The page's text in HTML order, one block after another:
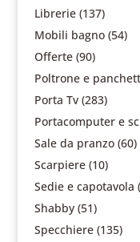
Librerie (137)
Mobili bagno (54)
Offerte (90)
Poltrone e
Porta Tv (283)
Portacomputer e
Sale da pranzo (60)
Scarpiere (10)
Sedie e capotavola
Shabby (51)
Specchiere (135)